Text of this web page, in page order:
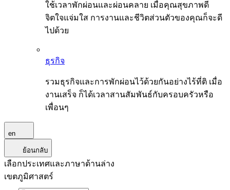
ใช้เวลาพักผ่อนและผ่อนคลาย เมื่อคุณสุขภาพดี
จิตใจแจ่มใส การงานและชีวิตส่วนตัวของคุณก็จะดี
ไปด้วย
ธุรกิจ
รวมธุรกิจและการพักผ่อนไว้ด้วยกันอย่างไร้ที่ติ เมื่อ
งานเสร็จ ก็ได้เวลาสานสัมพันธ์กับครอบครัวหรือ
เพื่อนๆ
en
ย้อนกลับ
เลือกประเทศและภาษาด้านล่าง
เขตภูมิศาสตร์